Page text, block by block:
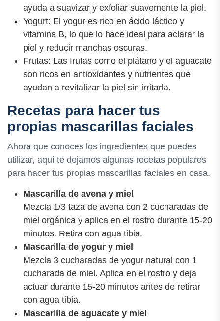
ayuda a suavizar y exfoliar suavemente la piel.
Yogurt: El yogur es rico en ácido láctico y
vitamina B, lo que lo hace ideal para aclarar la
piel y reducir manchas oscuras.
Frutas: Las frutas como el plátano y el aguacate
son ricos en antioxidantes y nutrientes que
ayudan a revitalizar la piel sin irritarla.
Recetas para hacer tus
propias mascarillas faciales
Ahora que conoces los ingredientes que puedes
utilizar, aquí te dejamos algunas recetas populares
para hacer tus propias mascarillas faciales en casa.
Mascarilla de avena y miel
Mezcla 1/3 taza de avena con 2 cucharadas de
miel orgánica y aplica en el rostro durante 15-20
minutos. Retira con agua tibia.
Mascarilla de yogur y miel
Mezcla 3 cucharadas de yogur natural con 1
cucharada de miel. Aplica en el rostro y deja
actuar durante 15-20 minutos antes de retirar
con agua tibia.
Mascarilla de aguacate y miel